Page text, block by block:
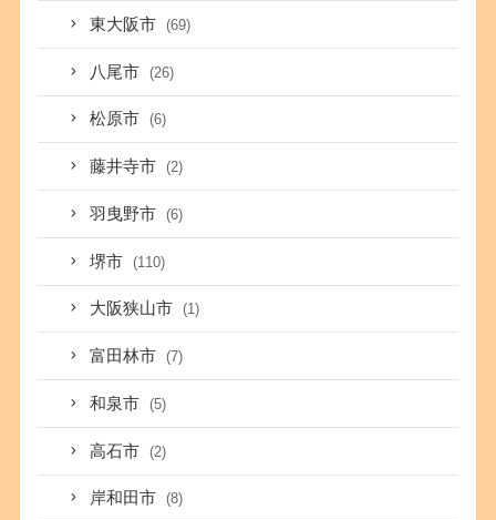
東大阪市 (69)
八尾市 (26)
松原市 (6)
藤井寺市 (2)
羽曳野市 (6)
堺市 (110)
大阪狭山市 (1)
富田林市 (7)
和泉市 (5)
高石市 (2)
岸和田市 (8)